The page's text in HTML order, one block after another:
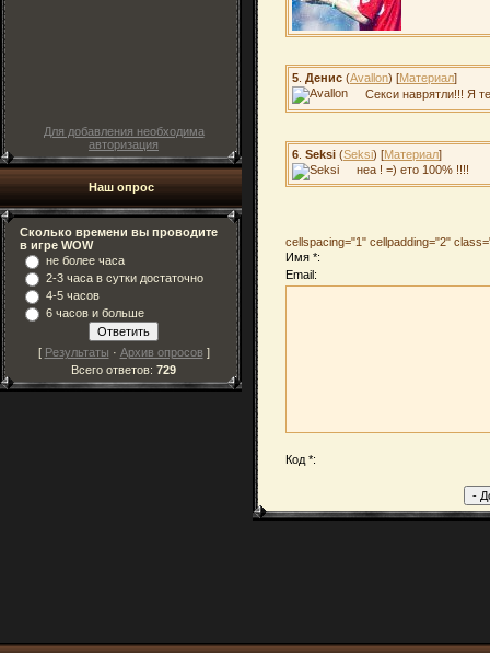
Для добавления необходима
авторизация
Наш опрос
Сколько времени вы проводите
в игре WOW
не более часа
2-3 часа в сутки достаточно
4-5 часов
6 часов и больше
[ Результаты · Архив опросов ]
Всего ответов: 729
5. Денис (Avallon) [Материал]
Секси наврятли!!! Я
6 Seksi (Seksi) [Материал]
неа ! =) ето 100% !!!!
cellspacing="1" cellpadding="2"
Имя *:
Email:
Код *: